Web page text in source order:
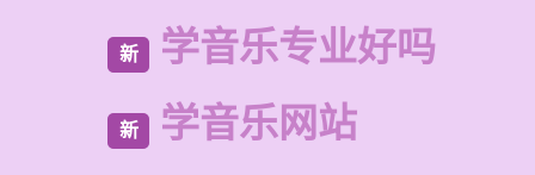
新 学音乐专业好吗
新 学音乐网站